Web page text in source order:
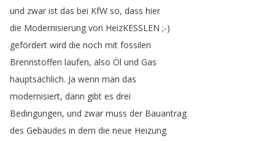
und zwar ist das bei KfW so, dass hier
die Modernisierung von HeizKESSLEN ;-)
gefördert wird die noch mit fossilen
Brennstoffen laufen, also Öl und Gas
hauptsächlich. Ja wenn man das
modernisiert, dann gibt es drei
Bedingungen, und zwar muss der Bauantrag
des Gebäudes in dem die neue Heizung